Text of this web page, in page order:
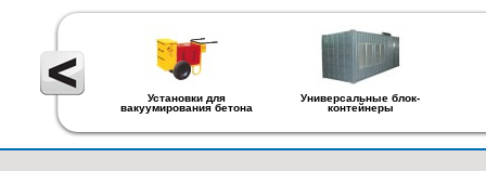
Установки для
вакуумирования бетона
Универсальные блок-
контейнеры